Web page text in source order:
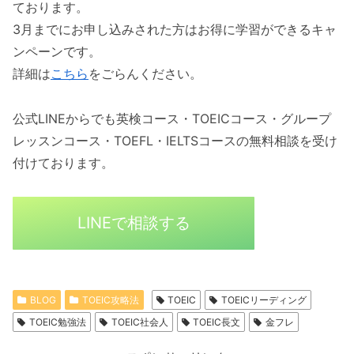
ております。
3月までにお申し込みされた方はお得に学習ができるキャ
ンペーンです。
詳細はこちら をごらんください。
公式LINEからでも英検コース・TOEICコース・グループ
レッスンコース・TOEFL・IELTSコースの無料相談を受け
付けております。
LINEで相談する
BLOG TOEIC攻略法 TOEIC
TOEICリーディング
TOEIC勉強法
TOEIC社会人 TOEIC長文 金フレ